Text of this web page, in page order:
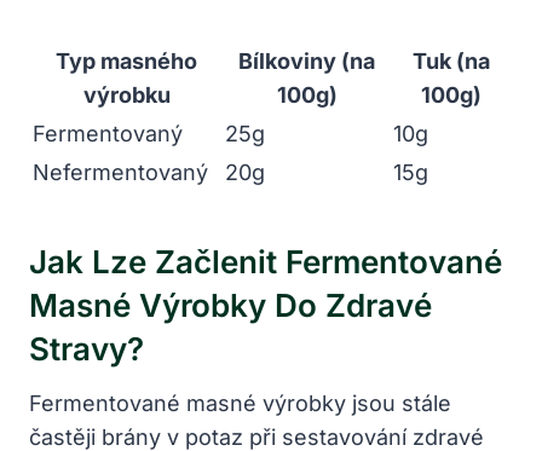
Typ masného
výrobku
Bílkoviny (na
100g)
Tuk (na
100g)
Fermentovaný
25g
10g
Nefermentovaný
20g 15g
Jak Lze Začlenit Fermentované
Masné Výrobky Do Zdravé
⁤stravy?
Fermentované masné výrobky jsou stále
častěji brány v potaz při sestavování zdravé⁤